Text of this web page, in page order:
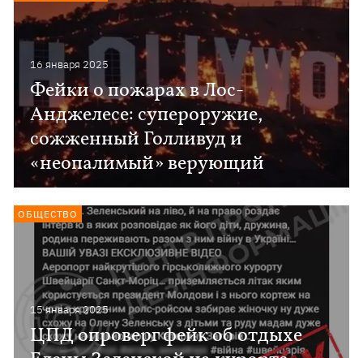
16 января 2025
Фейки о пожарах в Лос-
Анджелесе: супероружие,
сожженный Голливуд и
«неопалимый» верующий
15 января 2025
ЦПД опроверг фейк об отдыхе
ОБЩЕСТВО